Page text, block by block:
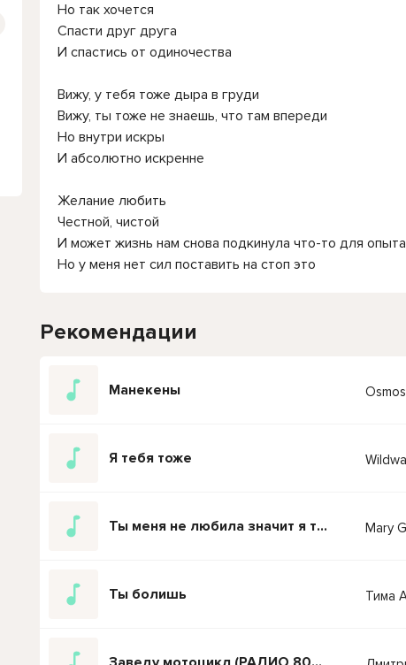
Но так хочется
Спасти друг друга
И спастись от одиночества
Вижу, у тебя тоже дыра в груди
Вижу, ты тоже не знаешь, что там впереди
Но внутри искры
И абсолютно искренне
Желание любить
Честной, чистой
И может жизнь нам снова подкинула что-то для опыта
Но у меня нет сил поставить на стоп это
Рекомендации
Манекены Osmos
Я тебя тоже
Ты меня не любила значит я тебя тоже Mary
Ты болишь Тима